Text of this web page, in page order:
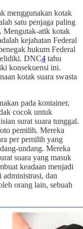
menggunakan kotak
satu penjaga paling
Mengutak-atik kotak
kejahatan Federal
hukum Federal
DNC4 tahu
konsekuensi ini.
kotak suara swasta
pada kontainer,
cocok untuk
surat suara tunggal.
pemilih. Mereka
per pemilih yang
undang. Mereka
suara yang masuk
keadaan menjadi
dan
orang lain, sebuah